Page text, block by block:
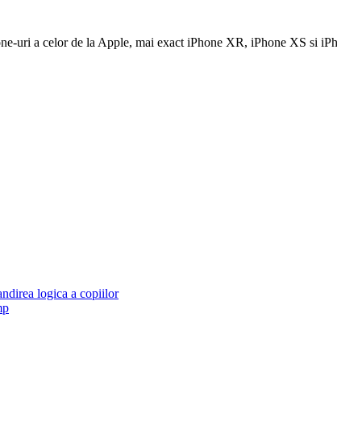
uri a celor de la Apple, mai exact iPhone XR, iPhone XS si
logica a copiilor